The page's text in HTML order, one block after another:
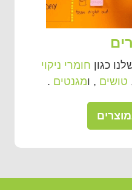
כגון חומרי ניקוי
טושים , ומגנטים .